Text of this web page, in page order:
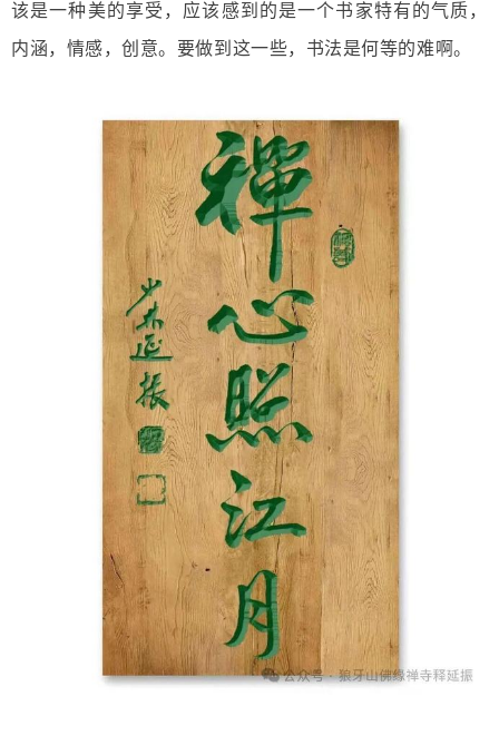
该是一种美的享受，应该感到的是一个书家特有的气质，
内涵，情感，创意。要做到这一些，书法是何等的难啊。